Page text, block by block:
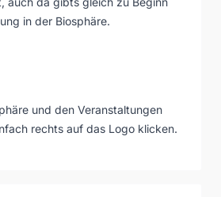
in der Biosphäre.
und den Veranstaltungen
rechts auf das Logo klicken.